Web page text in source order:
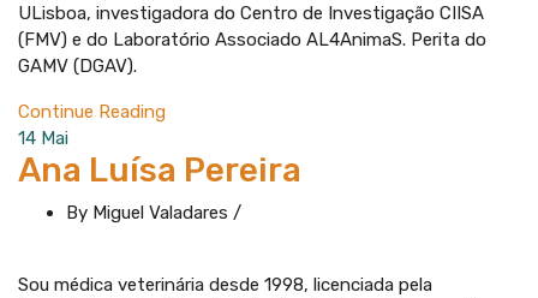
ULisboa, investigadora do Centro de Investigação CIISA
(FMV) e do Laboratório Associado AL4AnimaS. Perita do
GAMV (DGAV).
Continue Reading
14 Mai
Ana Luísa Pereira
By Miguel Valadares /
Sou médica veterinária desde 1998, licenciada pela